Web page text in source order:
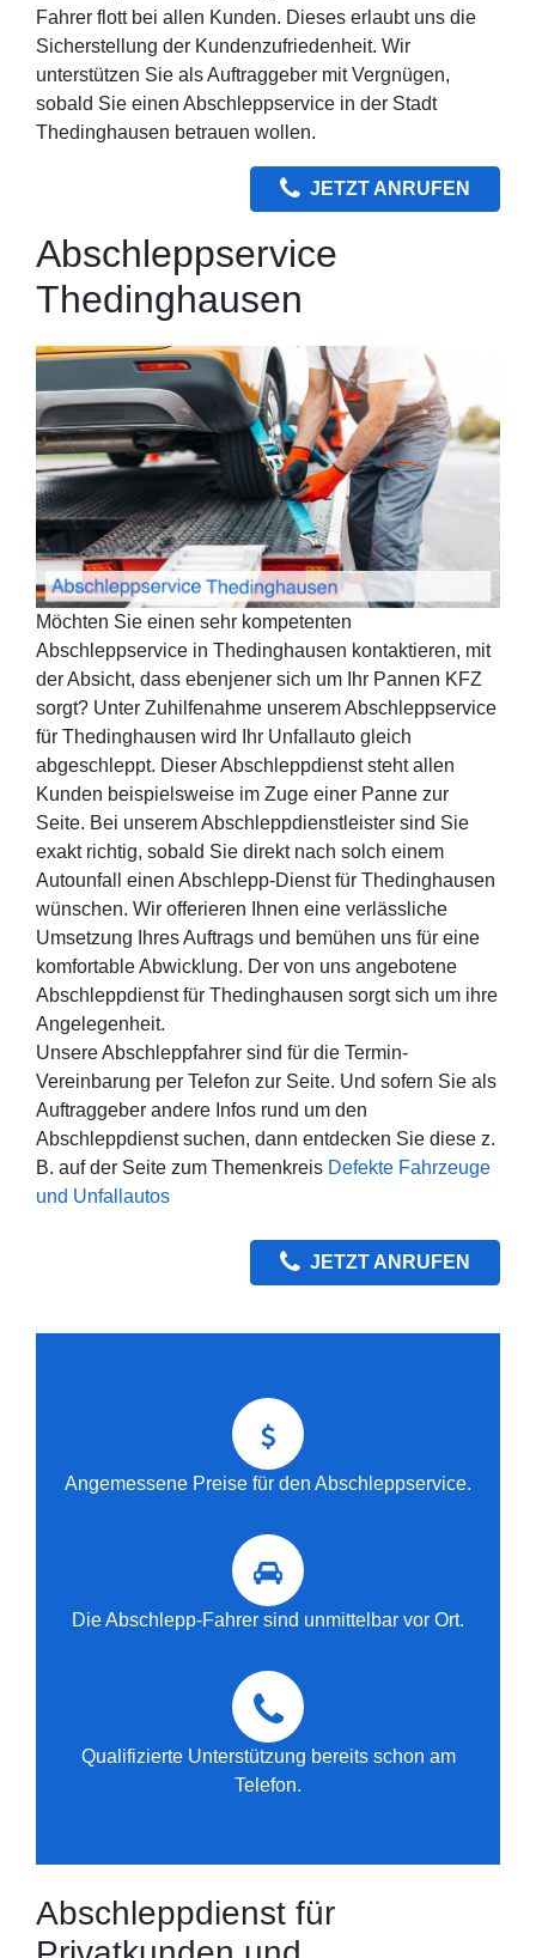
Fahrer flott bei allen Kunden. Dieses erlaubt uns die
Sicherstellung der Kundenzufriedenheit. Wir
unterstützen Sie als Auftraggeber mit Vergnügen,
sobald Sie einen Abschleppservice in der Stadt
Thedinghausen betrauen wollen.
JETZT ANRUFEN
Abschleppservice
Thedinghausen
Möchten Sie einen sehr kompetenten
Abschleppservice in Thedinghausen kontaktieren, mit
der Absicht, dass ebenjener sich um Ihr Pannen KFZ
sorgt? Unter Zuhilfenahme unserem Abschleppservice
für Thedinghausen wird Ihr Unfallauto gleich
abgeschleppt. Dieser Abschleppdienst steht allen
Kunden beispielsweise im Zuge einer Panne zur
Seite. Bei unserem Abschleppdienstleister sind Sie
exakt richtig, sobald Sie direkt nach solch einem
Autounfall einen Abschlepp-Dienst für Thedinghausen
wünschen. Wir offerieren Ihnen eine verlässliche
Umsetzung Ihres Auftrags und bemühen uns für eine
komfortable Abwicklung. Der von uns angebotene
Abschleppdienst für Thedinghausen sorgt sich um ihre
Angelegenheit.
Unsere Abschleppfahrer sind für die Termin-
Vereinbarung per Telefon zur Seite. Und sofern Sie als
Auftraggeber andere Infos rund um den
Abschleppdienst suchen, dann entdecken Sie diese z.
B. auf der Seite zum Themenkreis Defekte Fahrzeuge
und Unfallautos
JETZT ANRUFEN
Angemessene Preise für den Abschleppservice.
Die Abschlepp-Fahrer sind unmittelbar vor Ort.
Qualifizierte Unterstützung bereits schon am
Telefon.
Abschleppdienst für